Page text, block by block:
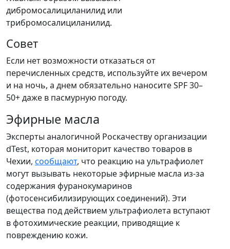
дибромосалициланилид или
трибромосалициланилид.
Совет
Если нет возможности отказаться от
перечисленных средств, используйте их вечером
и на ночь, а днем обязательно наносите SPF 30–
50+ даже в пасмурную погоду.
Эфирные масла
Эксперты аналогичной Роскачеству организации
dTest, которая мониторит качество товаров в
Чехии, сообщают, что реакцию на ультрафиолет
могут вызывать некоторые эфирные масла из-за
содержания фуранокумаринов
(фотосенсибилизирующих соединений). Эти
вещества под действием ультрафиолета вступают
в фотохимические реакции, приводящие к
повреждению кожи.